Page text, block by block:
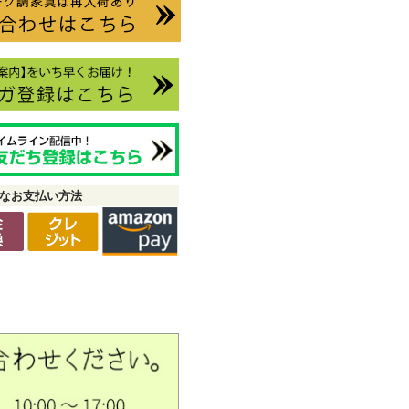
お支払い方法